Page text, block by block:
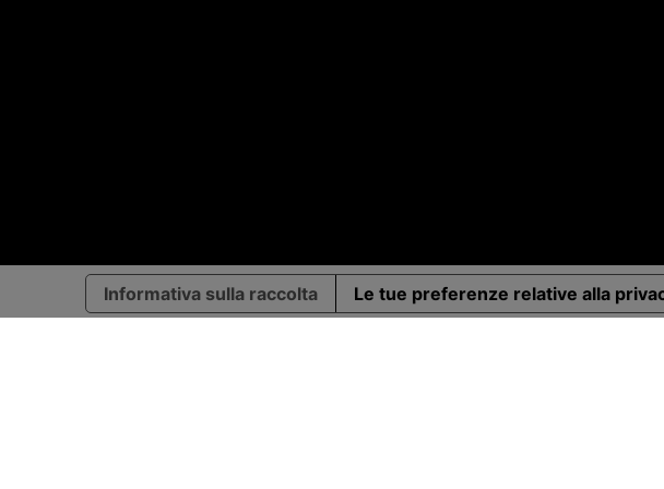
Informativa sulla raccolta Le tue preferenze relative alla